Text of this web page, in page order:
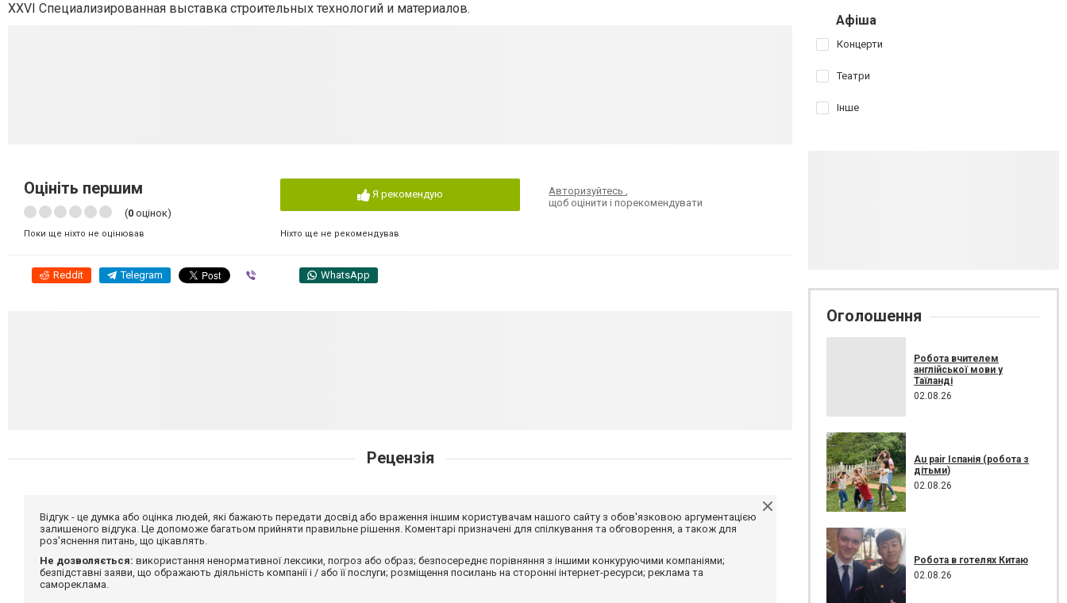
ХXVI Специализированная выставка строительных технологий и материалов.
Оцініть першим
(0 оцінок)
Поки ще ніхто не оцінював
Я рекомендую
Ніхто ще не рекомендував
Авторизуйтесь,
щоб оцінити і порекомендувати
Reddit Telegram WhatsApp
Рецензія
Відгук - це думка або оцінка людей, які бажають передати досвід або враження іншим користувачам нашого сайту з обов'язковою аргументацією
залишеного відгука. Це допоможе багатьом прийняти правильне рішення. Коментарі призначені для спілкування та обговорення, а також для
роз'яснення питань, що цікавлять.
Не дозволяється: використання ненормативної лексики, погроз або образ; безпосереднє порівняння з іншими конкуруючими компаніями;
безпідставні заяви, що ображають діяльність компанії і / або її послуги; розміщення посилань на сторонні інтернет-ресурси; реклама та
самореклама.
Афіша
Концерти
Театри
Інше
Оголошення
Робота вчителем
англійської мови у
Таїланді
02.08.26
Au pair Іспанія (робота з
дітьми)
02.08.26
Робота в готелях Китаю
02.08.26